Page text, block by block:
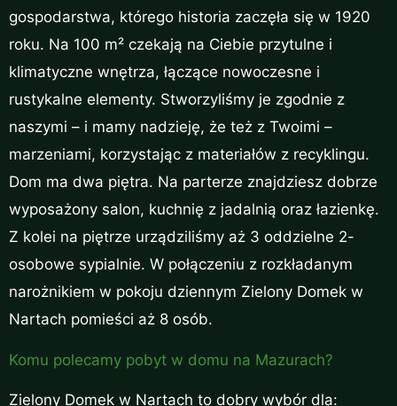
gospodarstwa, którego historia zaczęła się w 1920
roku. Na 100 m² czekają na Ciebie przytulne i
klimatyczne wnętrza, łączące nowoczesne i
rustykalne elementy. Stworzyliśmy je zgodnie z
naszymi – i mamy nadzieję, że też z Twoimi –
marzeniami, korzystając z materiałów z recyklingu.
Dom ma dwa piętra. Na parterze znajdziesz dobrze
wyposażony salon, kuchnię z jadalnią oraz łazienkę.
Z kolei na piętrze urządziliśmy aż 3 oddzielne 2-
osobowe sypialnie. W połączeniu z rozkładanym
narożnikiem w pokoju dziennym Zielony Domek w
Nartach pomieści aż 8 osób.
Komu polecamy pobyt w domu na Mazurach?
Zielony Domek w Nartach to dobry wybór dla: